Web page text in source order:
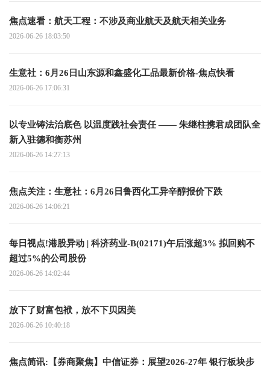
焦点速看：航天工程：不涉及商业航天及航天相关业务
2026-06-26 18:03:50
生意社：6月26日山东源和鑫盛化工品最新价格-焦点快看
2026-06-26 17:06:31
以专业铸法治底色 以温度践社会责任 —— 朱继柱携君成团队全
新入驻德和衡苏州
2026-06-26 14:27:13
焦点关注：生意社：6月26日鲁西化工异辛醇报价下跌
2026-06-26 14:06:21
每日视点!港股异动 | 科济药业-B(02171)午后涨超3% 拟回购不
超过5%的公司股份
2026-06-26 14:02:44
放下了财富包袱，放不下贝因美
2026-06-26 10:40:18
焦点简讯:【券商聚焦】中信证券：展望2026-27年 银行板块步